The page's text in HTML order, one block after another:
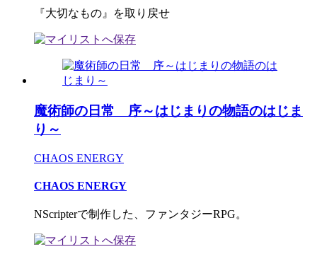
『大切なもの』を取り戻せ
魔術師の日常 序～はじまりの物語のはじま
り～
CHAOS ENERGY
CHAOS ENERGY
NScripterで制作した、ファンタジーRPG。